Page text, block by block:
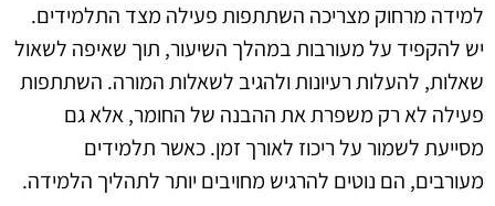
למידה מרחוק מצריכה השתתפות פעילה מצד התלמידים.
יש להקפיד על מעורבות במהלך השיעור, תוך שאיפה לשאול
שאלות, להעלות רעיונות ולהגיב לשאלות המורה. השתתפות
פעילה לא רק משפרת את ההבנה של החומר, אלא גם
מסייעת לשמור על ריכוז לאורך זמן. כאשר תלמידים
מעורבים, הם נוטים להרגיש מחויבים יותר לתהליך הלמידה.